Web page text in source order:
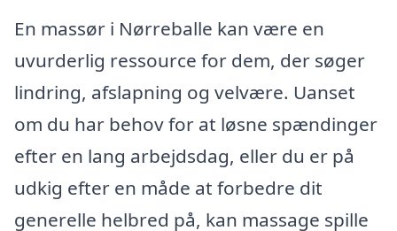
En massør i Nørreballe kan være en
uvurderlig ressource for dem, der søger
lindring, afslapning og velvære. Uanset
om du har behov for at løsne spændinger
efter en lang arbejdsdag, eller du er på
udkig efter en måde at forbedre dit
generelle helbred på, kan massage spille